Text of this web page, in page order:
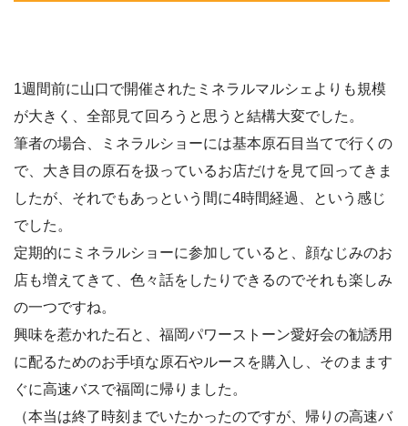
1週間前に山口で開催されたミネラルマルシェよりも規模
が大きく、全部見て回ろうと思うと結構大変でした。
筆者の場合、ミネラルショーには基本原石目当てで行くの
で、大き目の原石を扱っているお店だけを見て回ってきま
したが、それでもあっという間に4時間経過、という感じ
でした。
定期的にミネラルショーに参加していると、顔なじみのお
店も増えてきて、色々話をしたりできるのでそれも楽しみ
の一つですね。
興味を惹かれた石と、福岡パワーストーン愛好会の勧誘用
に配るためのお手頃な原石やルースを購入し、そのまます
ぐに高速バスで福岡に帰りました。
（本当は終了時刻までいたかったのですが、帰りの高速バ